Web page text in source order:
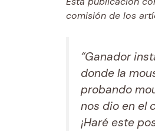
comisión de los
“Ganador
donde la
probando
nos dio en el
¡Haré este